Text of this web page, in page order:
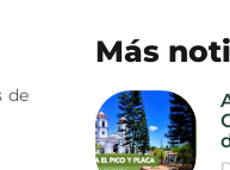
de
Más